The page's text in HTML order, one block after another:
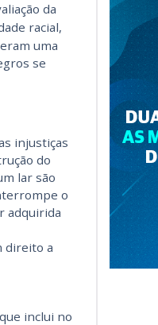
da
racial,
uma
se
injustiças
do
lar são
o
adquirida
direito a
inclui no